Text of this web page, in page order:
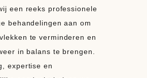
een reeks professionele
behandelingen aan om
te verminderen en
in balans te brengen.
expertise en